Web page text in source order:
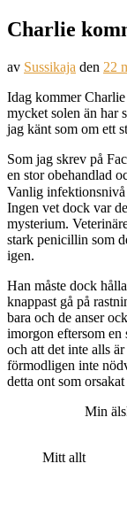
Charlie
av Sussikaja den 22
Idag kommer
mycket solen än har
jag känt som om ett
Som jag skrev på
en stor obehandlad
Vanlig
Ingen vet dock var
mysterium.
stark penicillin som
igen.
Han måste dock
knappast gå på
bara och de anser
imorgon eftersom en
och att det inte alls
förmodligen inte
detta ont som
Min
Mitt allt